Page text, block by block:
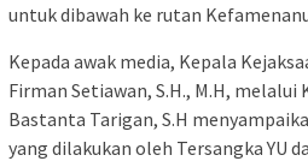
untuk dibawah ke rutan
Kepada awak media, Kepala
Firman Setiawan, S.H., M.H, melalui
Bastanta Tarigan, S.H
yang dilakukan oleh Tersangka YU